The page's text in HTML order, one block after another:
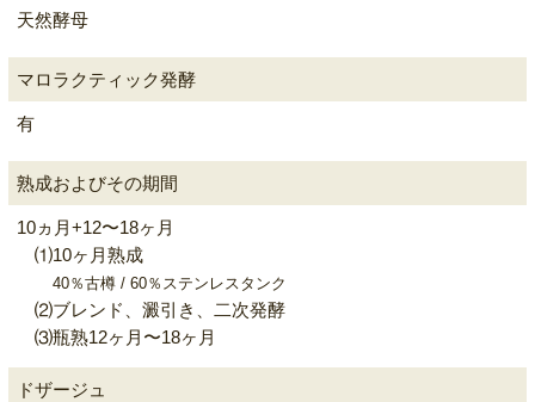
天然酵母
マロラクティック発酵
有
熟成およびその期間
10ヵ月+12〜18ヶ月
⑴10ヶ月熟成
40％古樽 / 60％ステンレスタンク
⑵ブレンド、澱引き、二次発酵
⑶瓶熟12ヶ月〜18ヶ月
ドザージュ